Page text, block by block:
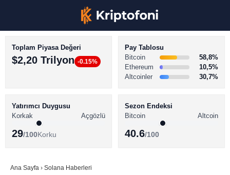
BİTCOİN HABERLERİ
ALTCOİN HABERLERİ
SÖZLÜK
Toplam Piyasa Değeri
$2,20 Trilyon -0.15%
Pay Tablosu
Bitcoin
58,8%
Ethereum
10,5%
Altcoinler
30,7%
Yatırımcı Duygusu
Korkak
Açgözlü
29/100Korku
Sezon Endeksi
Bitcoin
Altcoin
40.6/100
Ana Sayfa › Solana Haberleri